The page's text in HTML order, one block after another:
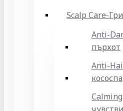
Scalp Care-
Anti-
пърхот
Anti-